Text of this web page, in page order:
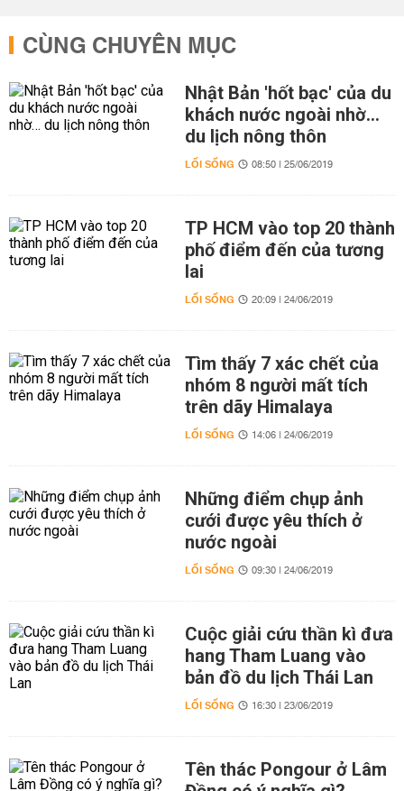
CÙNG CHUYÊN MỤC
Nhật Bản 'hốt bạc' của du
khách nước ngoài nhờ…
du lịch nông thôn
LỐI SỐNG 08:50 | 25/06/2019
TP HCM vào top 20 thành
phố điểm đến của tương
lai
LỐI SỐNG 20:09 | 24/06/2019
Tìm thấy 7 xác chết của
nhóm 8 người mất tích
trên dãy Himalaya
LỐI SỐNG 14:06 | 24/06/2019
Những điểm chụp ảnh
cưới được yêu thích ở
nước ngoài
LỐI SỐNG 09:30 | 24/06/2019
Cuộc giải cứu thần kì đưa
hang Tham Luang vào
bản đồ du lịch Thái Lan
LỐI SỐNG 16:30 | 23/06/2019
Tên thác Pongour ở Lâm